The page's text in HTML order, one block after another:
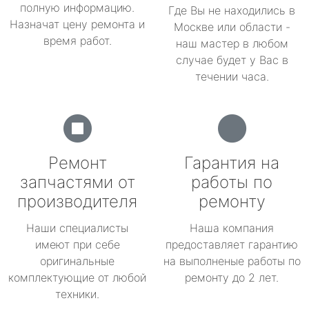
полную информацию.
Назначат цену ремонта и
время работ.
Где Вы не находились в
Москве или области -
наш мастер в любом
случае будет у Вас в
течении часа.
Ремонт
запчастями от
производителя
Наши специалисты
имеют при себе
оригинальные
комплектующие от любой
техники.
Гарантия на
работы по
ремонту
Наша компания
предоставляет гарантию
на выполненые работы по
ремонту до 2 лет.